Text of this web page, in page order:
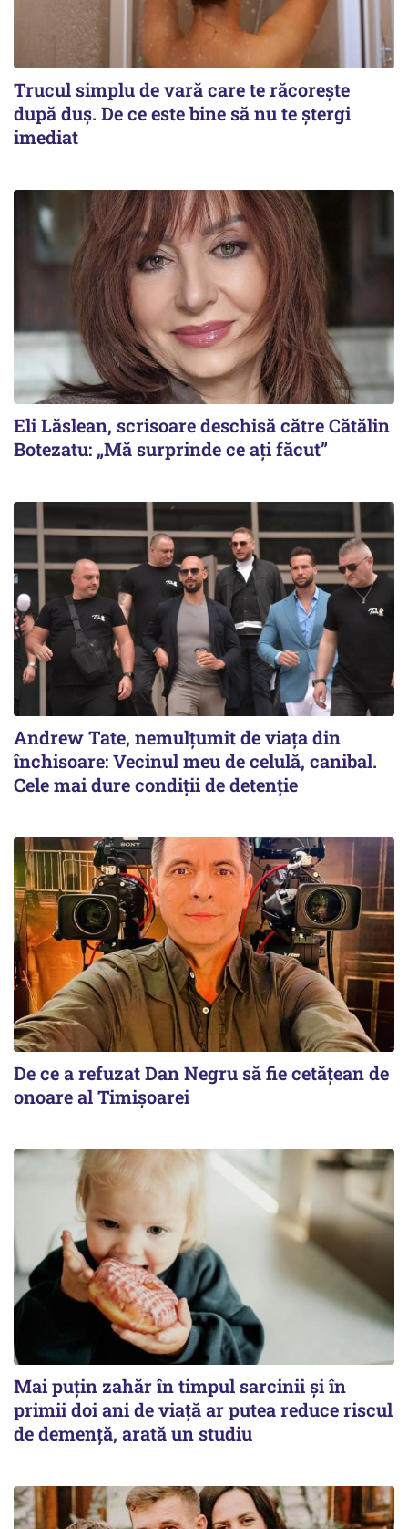
Trucul simplu de vară care te răcorește
după duș. De ce este bine să nu te ștergi
imediat
Eli Lăslean, scrisoare deschisă către Cătălin
Botezatu: „Mă surprinde ce ați făcut”
Andrew Tate, nemulțumit de viața din
închisoare: Vecinul meu de celulă, canibal.
Cele mai dure condiții de detenție
De ce a refuzat Dan Negru să fie cetățean de
onoare al Timișoarei
Mai puțin zahăr în timpul sarcinii și în
primii doi ani de viață ar putea reduce riscul
de demență, arată un studiu